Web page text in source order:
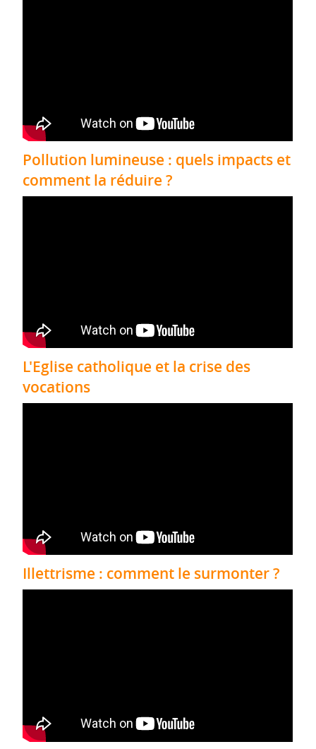
Pollution lumineuse : quels impacts et
comment la réduire ?
L'Eglise catholique et la crise des
vocations
Illettrisme : comment le surmonter ?